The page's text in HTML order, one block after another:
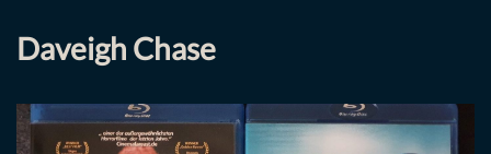
Daveigh Chase